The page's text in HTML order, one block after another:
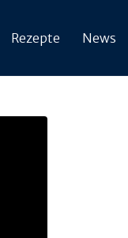
Rezepte News